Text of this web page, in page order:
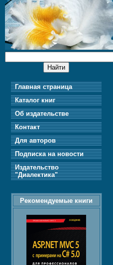
Главная страница
Каталог книг
Об издательстве
Контакт
Для авторов
Подписка на новости
Издательство
"Диалектика"
Рекомендуемые книги